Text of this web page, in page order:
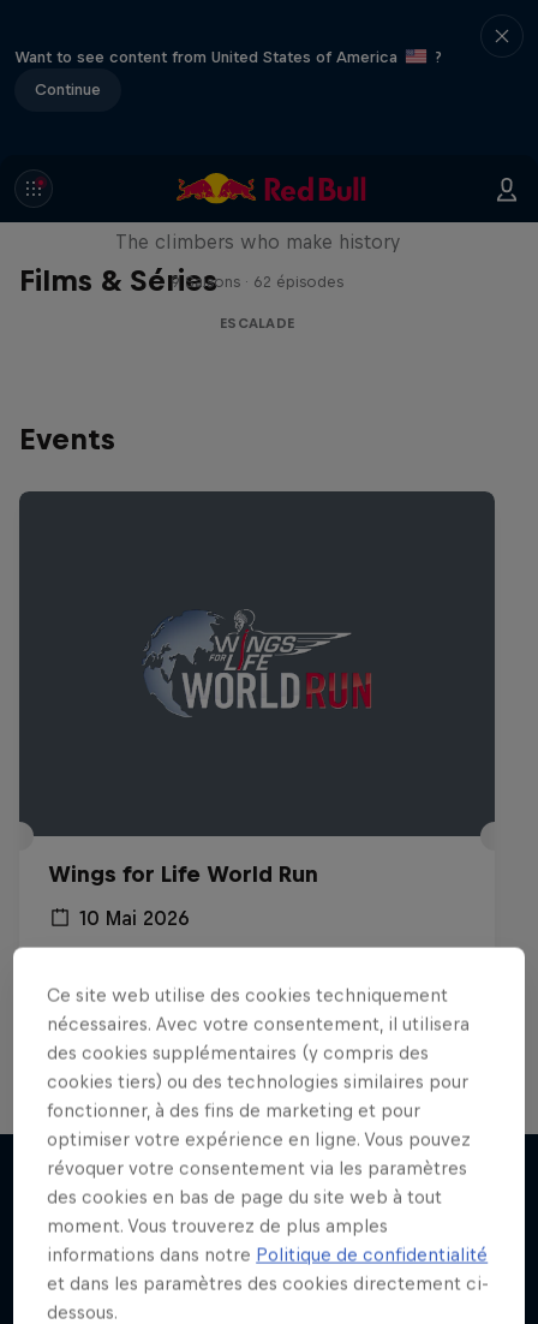
Want to see content from United States of America
?
Continue
Films & Séries
Reel Rock
The climbers who make history
9 Saisons · 62 épisodes
ESCALADE
Events
Wings for Life World Run
10 Mai 2026
RUNNING
Voir le replay
J'en veux encore !
Ce site web utilise des cookies techniquement
nécessaires. Avec votre consentement, il utilisera
des cookies supplémentaires (y compris des
cookies tiers) ou des technologies similaires pour
fonctionner, à des fins de marketing et pour
optimiser votre expérience en ligne. Vous pouvez
révoquer votre consentement via les paramètres
des cookies en bas de page du site web à tout
moment. Vous trouverez de plus amples
informations dans notre Politique de confidentialité
et dans les paramètres des cookies directement ci-
dessous.